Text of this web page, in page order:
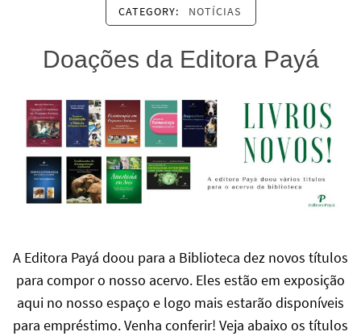
CATEGORY: NOTÍCIAS
Doações da Editora Payá
A Editora Payá doou para a Biblioteca dez novos títulos
para compor o nosso acervo. Eles estão em exposição
aqui no nosso espaço e logo mais estarão disponíveis
para empréstimo. Venha conferir! Veja abaixo os títulos